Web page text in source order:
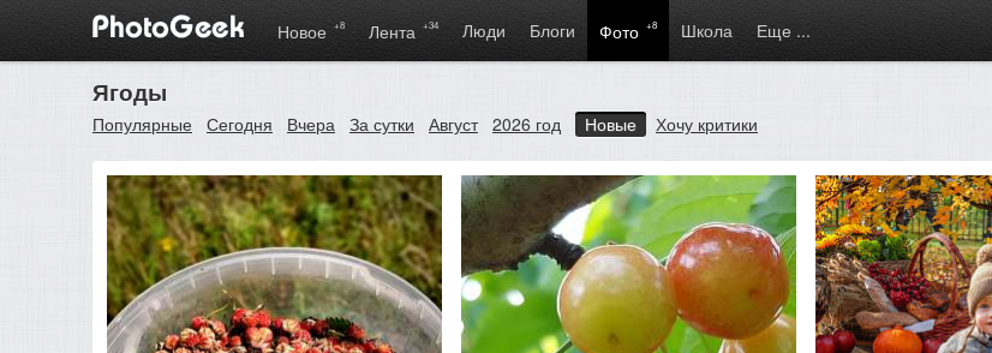
Новое +8 Лента +34 Люди Блоги Фото +8 Школа Еще ...
Ягоды
Популярные Сегодня Вчера За сутки Август 2026 год Новые Хочу критики